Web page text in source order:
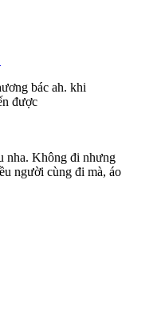
bác ah. khi
được
nha. Không đi nhưng
người cùng đi mà, áo